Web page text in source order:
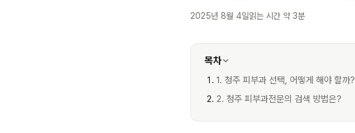
2025년 8월 4일읽는 시간 약 3분
목차
1. 청주 피부과 선택, 어떻게 해야 할까?
2. 청주 피부과전문의 검색 방법은?